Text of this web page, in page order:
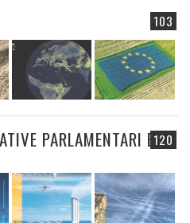
103
120
PARLAMENTARI E